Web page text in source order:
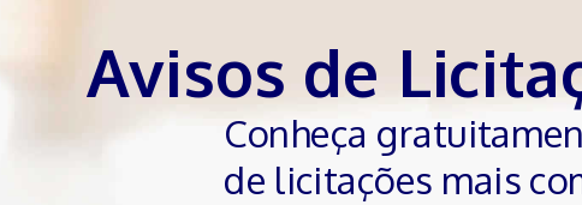
Avisos de
Conheça
de licitações mais